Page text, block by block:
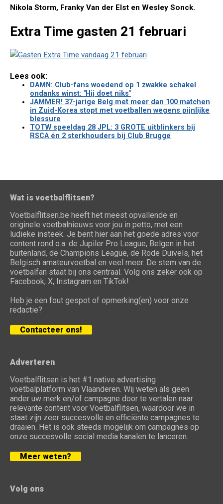
Nikola Storm, Franky Van der Elst en Wesley Sonck.
Extra Time gasten 21 februari
Lees ook:
DAMN: Club-fans woedend op 1 zwakke schakel
ondanks winst: "Hij doet niks"
JAMMER! 37-jarige Belg met meer dan 100 matchen
in Zuid-Korea stopt met voetballen wegens pijnlijke
blessure
TOTW speeldag 28 JPL: 3 GROTE uitblinkers bij
RSCA én 2 sterkhouders bij Club Brugge
Wat is voetbalflitsen?
Voetbalflitsen.be heeft het meest opvallende en
originele voetbalnieuws voor jou in petto, met een
ludieke insteek. Je bent hier aan het goede adres voor
content rond o.a. de Jupiler Pro League, Belgen in het
buitenland, de Champions League, de Rode Duivels, het
Belgisch amateurvoetbal en veel meer. De stem van de
voetbalfan staat bij ons centraal. Volg ons zeker ook op
Facebook, X, Instagram en TikTok!
Heb je een fout gespot of opmerking(en) voor onze
redactie?
Contacteer ons!
Adverteren
Voetbalflitsen is het #1 native advertising
voetbalplatform van Vlaanderen. Wij weten als geen
ander uw merk en/of campagne door te vertalen naar
relevante content voor Voetbalflitsen, waardoor we in
staat zijn zeer succesvolle en efficiënte campagnes te
draaien. Het is ook steeds mogelijk om campagnes op
onze succesvolle social media kanalen te lanceren.
Meer weten?
Volg ons